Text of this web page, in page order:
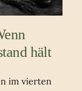
hält
im vierten